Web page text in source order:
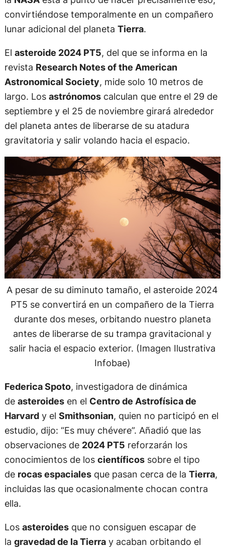
convirtiéndose temporalmente en un compañero
lunar adicional del planeta Tierra.
El asteroide 2024 PT5, del que se informa en la
revista Research Notes of the American
Astronomical Society, mide solo 10 metros de
largo. Los astrónomoscalculan que entre el 29 de
septiembre y el 25 de noviembre girará alrededor
del planeta antes de liberarse de su atadura
gravitatoria y salir volando hacia el espacio.
A pesar de su diminuto tamaño, el asteroide 2024
PT5 se convertirá en un compañero de la Tierra
durante dos meses, orbitando nuestro planeta
antes de liberarse de su trampa gravitacional y
salir hacia el espacio exterior. (Imagen Ilustrativa
Infobae)
Federica Spoto, investigadora de dinámica
de asteroidesen el Centro de Astrofísica de
Harvardy el Smithsonian, quien no participó en el
estudio, dijo: “Es muy chévere”. Añadió que las
observaciones de 2024 PT5 reforzarán los
conocimientos de los científicossobre el tipo
de rocas espacialesque pasan cerca de la Tierra,
incluidas las que ocasionalmente chocan contra
ella.
Los asteroidesque no consiguen escapar de
la gravedad de la Tierray acaban orbitando el